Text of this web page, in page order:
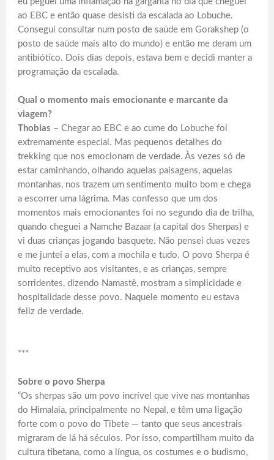
ao EBC e então quase desisti da escalada ao Lobuche.
Consegui consultar num posto de saúde em Gorakshep (o
posto de saúde mais alto do mundo) e então me deram um
antibiótico. Dois dias depois, estava bem e decidi manter a
programação da escalada.
Qual o momento mais emocionante e marcante da
viagem?
Thobias – Chegar ao EBC e ao cume do Lobuche foi
extremamente especial. Mas pequenos detalhes do
trekking que nos emocionam de verdade. Às vezes só de
estar caminhando, olhando aquelas paisagens, aquelas
montanhas, nos trazem um sentimento muito bom e chega
a escorrer uma lágrima. Mas confesso que um dos
momentos mais emocionantes foi no segundo dia de trilha,
quando cheguei a Namche Bazaar (a capital dos Sherpas) e
vi duas crianças jogando basquete. Não pensei duas vezes
e me juntei a elas, com a mochila e tudo. O povo Sherpa é
muito receptivo aos visitantes, e as crianças, sempre
sorridentes, dizendo Namastê, mostram a simplicidade e
hospitalidade desse povo. Naquele momento eu estava
feliz de verdade.
***
Sobre o povo Sherpa
“Os sherpas são um povo incrível que vive nas montanhas
do Himalaia, principalmente no Nepal, e têm uma ligação
forte com o povo do Tibete — tanto que seus ancestrais
migraram de lá há séculos. Por isso, compartilham muito da
cultura tibetana, como a língua, os costumes e o budismo,